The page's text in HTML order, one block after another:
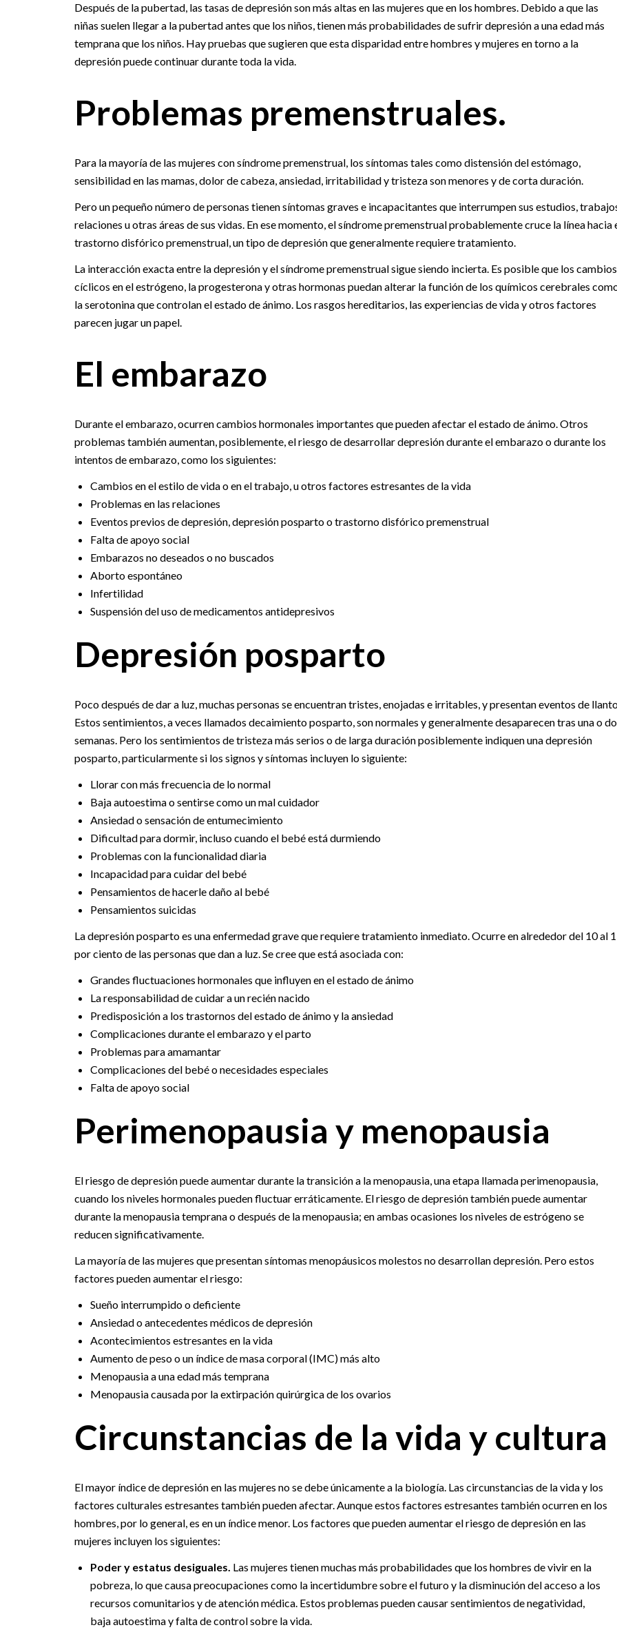
Después de la pubertad, las tasas de depresión son más altas en las mujeres que en los hombres. Debido a que las
niñas suelen llegar a la pubertad antes que los niños, tienen más probabilidades de sufrir depresión a una edad más
temprana que los niños. Hay pruebas que sugieren que esta disparidad entre hombres y mujeres en torno a la
depresión puede continuar durante toda la vida.
Problemas premenstruales.
Para la mayoría de las mujeres con síndrome premenstrual, los síntomas tales como distensión del estómago,
sensibilidad en las mamas, dolor de cabeza, ansiedad, irritabilidad y tristeza son menores y de corta duración.
Pero un pequeño número de personas tienen síntomas graves e incapacitantes que interrumpen sus estudios,
relaciones u otras áreas de sus vidas. En ese momento, el síndrome premenstrual probablemente cruce la línea hacia
trastorno disfórico premenstrual, un tipo de depresión que generalmente requiere tratamiento.
La interacción exacta entre la depresión y el síndrome premenstrual sigue siendo incierta. Es posible que los cambios
cíclicos en el estrógeno, la progesterona y otras hormonas puedan alterar la función de los químicos cerebrales
la serotonina que controlan el estado de ánimo. Los rasgos hereditarios, las experiencias de vida y otros factores
parecen jugar un papel.
El embarazo
Durante el embarazo, ocurren cambios hormonales importantes que pueden afectar el estado de ánimo. Otros
problemas también aumentan, posiblemente, el riesgo de desarrollar depresión durante el embarazo o durante los
intentos de embarazo, como los siguientes:
Cambios en el estilo de vida o en el trabajo, u otros factores estresantes de la vida
Problemas en las relaciones
Eventos previos de depresión, depresión posparto o trastorno disfórico premenstrual
Falta de apoyo social
Embarazos no deseados o no buscados
Aborto espontáneo
Infertilidad
Suspensión del uso de medicamentos antidepresivos
Depresión posparto
Poco después de dar a luz, muchas personas se encuentran tristes, enojadas e irritables, y presentan eventos de
Estos sentimientos, a veces llamados decaimiento posparto, son normales y generalmente desaparecen tras una o
semanas. Pero los sentimientos de tristeza más serios o de larga duración posiblemente indiquen una depresión
posparto, particularmente si los signos y síntomas incluyen lo siguiente:
Llorar con más frecuencia de lo normal
Baja autoestima o sentirse como un mal cuidador
Ansiedad o sensación de entumecimiento
Dificultad para dormir, incluso cuando el bebé está durmiendo
Problemas con la funcionalidad diaria
Incapacidad para cuidar del bebé
Pensamientos de hacerle daño al bebé
Pensamientos suicidas
La depresión posparto es una enfermedad grave que requiere tratamiento inmediato. Ocurre en alrededor del 10 al
por ciento de las personas que dan a luz. Se cree que está asociada con:
Grandes fluctuaciones hormonales que influyen en el estado de ánimo
La responsabilidad de cuidar a un recién nacido
Predisposición a los trastornos del estado de ánimo y la ansiedad
Complicaciones durante el embarazo y el parto
Problemas para amamantar
Complicaciones del bebé o necesidades especiales
Falta de apoyo social
Perimenopausia y menopausia
El riesgo de depresión puede aumentar durante la transición a la menopausia, una etapa llamada perimenopausia,
cuando los niveles hormonales pueden fluctuar erráticamente. El riesgo de depresión también puede aumentar
durante la menopausia temprana o después de la menopausia; en ambas ocasiones los niveles de estrógeno se
reducen significativamente.
La mayoría de las mujeres que presentan síntomas menopáusicos molestos no desarrollan depresión. Pero estos
factores pueden aumentar el riesgo:
Sueño interrumpido o deficiente
Ansiedad o antecedentes médicos de depresión
Acontecimientos estresantes en la vida
Aumento de peso o un índice de masa corporal (IMC) más alto
Menopausia a una edad más temprana
Menopausia causada por la extirpación quirúrgica de los ovarios
Circunstancias de la vida y cultura
El mayor índice de depresión en las mujeres no se debe únicamente a la biología. Las circunstancias de la vida y los
factores culturales estresantes también pueden afectar. Aunque estos factores estresantes también ocurren en los
hombres, por lo general, es en un índice menor. Los factores que pueden aumentar el riesgo de depresión en las
mujeres incluyen los siguientes:
Poder y estatus desiguales. Las mujeres tienen muchas más probabilidades que los hombres de vivir en la
pobreza, lo que causa preocupaciones como la incertidumbre sobre el futuro y la disminución del acceso a los
recursos comunitarios y de atención médica. Estos problemas pueden causar sentimientos de negatividad,
baja autoestima y falta de control sobre la vida.